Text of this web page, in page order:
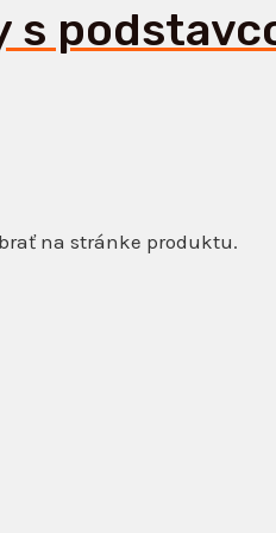
s
na stránke produktu.